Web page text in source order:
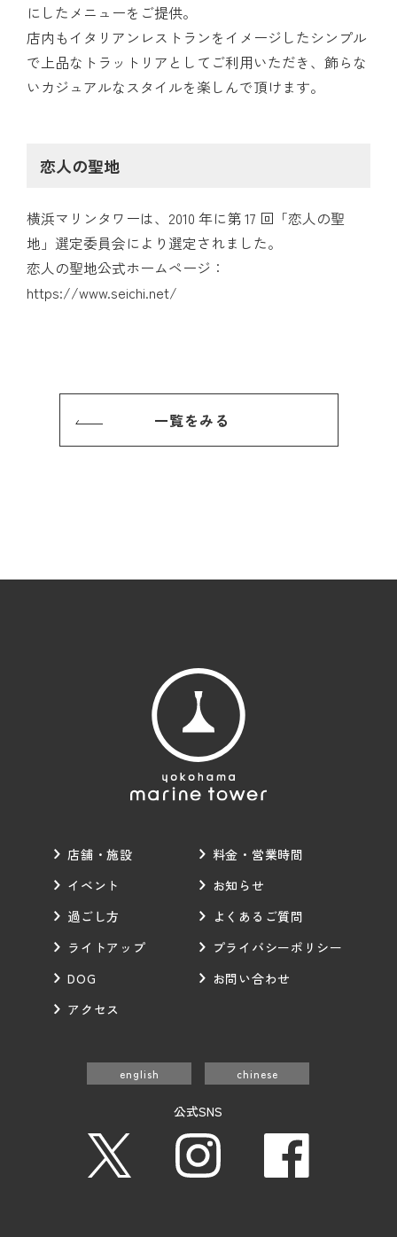
にしたメニューをご提供。
店内もイタリアンレストランをイメージしたシンプル
で上品なトラットリアとしてご利用いただき、飾らな
いカジュアルなスタイルを楽しんで頂けます。
恋人の聖地
横浜マリンタワーは、2010 年に第 17 回「恋人の聖
地」選定委員会により選定されました。
恋人の聖地公式ホームページ：
https://www.seichi.net/
一覧をみる
店舗・施設
イベント
過ごし方
ライトアップ
DOG
アクセス
料金・営業時間
お知らせ
よくあるご質問
プライバシーポリシー
お問い合わせ
english chinese
公式SNS